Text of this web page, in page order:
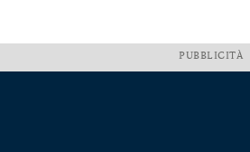
PUBBLICITÀ